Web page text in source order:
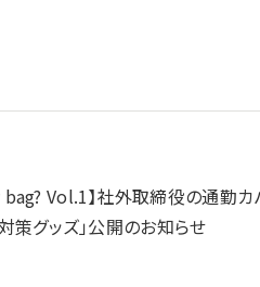
Vol.1】社外取締役の通勤カ
策グッズ」公開のお知らせ